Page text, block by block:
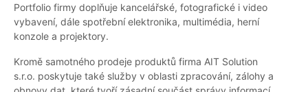
Portfolio firmy doplňuje kancelářské, fotografické i video
vybavení, dále spotřební elektronika, multimédia, herní
konzole a projektory.
Kromě samotného prodeje produktů firma AIT Solution
s.r.o. poskytuje také služby v oblasti zpracování, zálohy a